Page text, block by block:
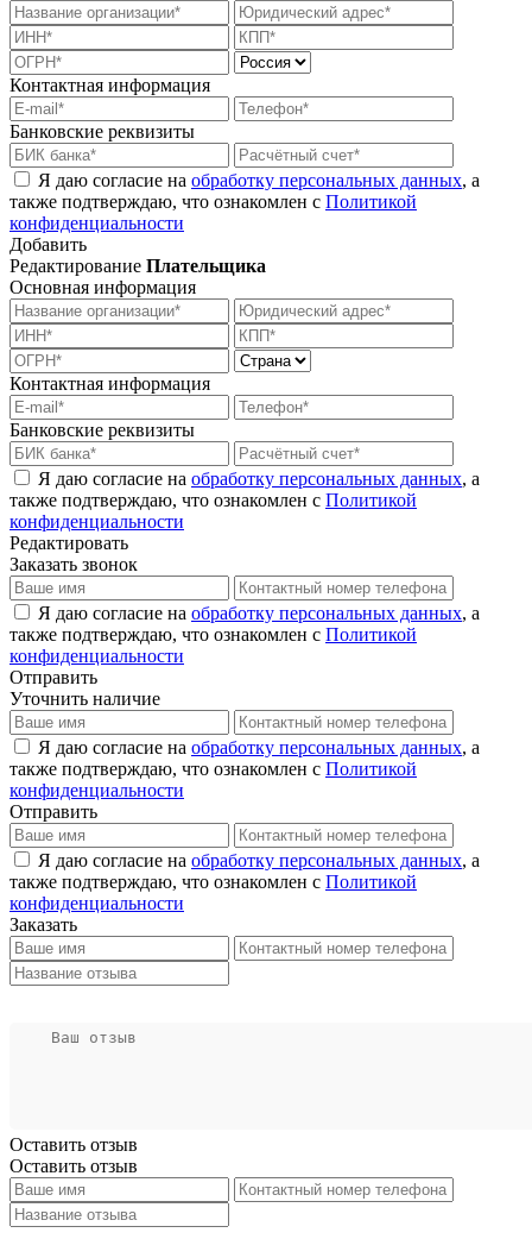
Контактная информация
Банковские реквизиты
Я даю согласие на обработку персональных данных, а
также подтверждаю, что ознакомлен с Политикой
конфиденциальности
Добавить
Редактирование Плательщика
Основная информация
Контактная информация
Банковские реквизиты
Я даю согласие на обработку персональных данных, а
также подтверждаю, что ознакомлен с Политикой
конфиденциальности
Редактировать
Заказать звонок
Я даю согласие на обработку персональных данных, а
также подтверждаю, что ознакомлен с Политикой
конфиденциальности
Отправить
Уточнить наличие
Я даю согласие на обработку персональных данных, а
также подтверждаю, что ознакомлен с Политикой
конфиденциальности
Отправить
Я даю согласие на обработку персональных данных, а
также подтверждаю, что ознакомлен с Политикой
конфиденциальности
Заказать
Оставить отзыв
Оставить отзыв